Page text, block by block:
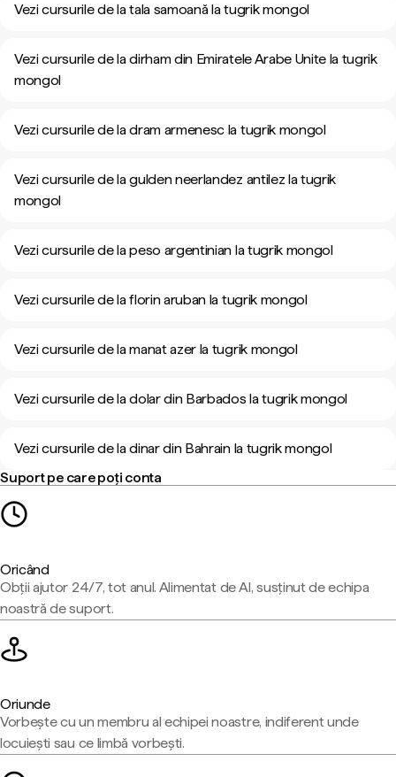
Vezi cursurile de la tala samoană la tugrik mongol
Vezi cursurile de la dirham din Emiratele Arabe Unite la tugrik
mongol
Vezi cursurile de la dram armenesc la tugrik mongol
Vezi cursurile de la gulden neerlandez antilez la tugrik
mongol
Vezi cursurile de la peso argentinian la tugrik mongol
Vezi cursurile de la florin aruban la tugrik mongol
Vezi cursurile de la manat azer la tugrik mongol
Vezi cursurile de la dolar din Barbados la tugrik mongol
Vezi cursurile de la dinar din Bahrain la tugrik mongol
Suport pe care poți conta
Oricând
Obții ajutor 24/7, tot anul. Alimentat de AI, susținut de echipa
noastră de suport.
Oriunde
Vorbește cu un membru al echipei noastre, indiferent unde
locuiești sau ce limbă vorbești.